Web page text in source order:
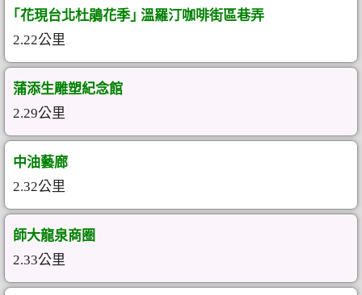
｢花現台北杜鵑花季｣ 溫羅汀咖啡街區巷弄
2.22公里
蒲添生雕塑紀念館
2.29公里
中油藝廊
2.32公里
師大龍泉商圈
2.33公里